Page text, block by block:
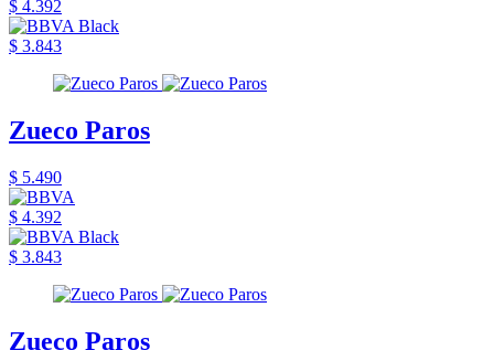
$ 4.392
$ 3.843
Zueco Paros
$ 5.490
$ 4.392
$ 3.843
Zueco Paros